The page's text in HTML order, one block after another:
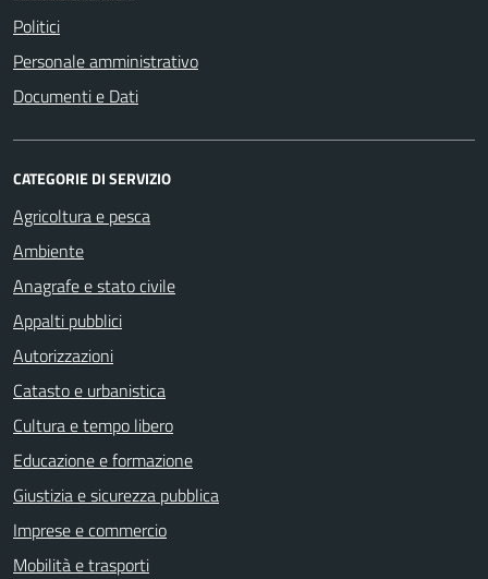
Politici
Personale amministrativo
Documenti e Dati
CATEGORIE DI SERVIZIO
Agricoltura e pesca
Ambiente
Anagrafe e stato civile
Appalti pubblici
Autorizzazioni
Catasto e urbanistica
Cultura e tempo libero
Educazione e formazione
Giustizia e sicurezza pubblica
Imprese e commercio
Mobilità e trasporti